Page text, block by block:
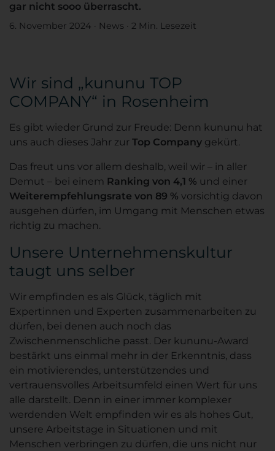
gar nicht sooo überrascht.
6. November 2024 · News · 2 Min. Lesezeit
Wir sind „kununu TOP
COMPANY“ in Rosenheim
Es gibt wieder Grund zur Freude: Denn kununu hat
uns auch dieses Jahr zur Top Company gekürt.
Das freut uns vor allem deshalb, weil wir – in aller
Demut – bei einem Ranking von 4,1 % und einer
Weiterempfehlungsrate von 89 % vorsichtig davon
ausgehen dürfen, im Umgang mit Menschen etwas
richtig zu machen.
Unsere Unternehmenskultur
taugt uns selber
Wir empfinden es als Glück, täglich mit
Expertinnen und Experten zusammenarbeiten zu
dürfen, bei denen auch noch das
Zwischenmenschliche passt. Der kununu-Award
bestärkt uns einmal mehr in der Erkenntnis, dass
ein motivierendes, unterstützendes und
vertrauensvolles Arbeitsumfeld einen Wert für uns
alle darstellt. Denn in einer immer komplexer
werdenden Welt empfinden wir es als hohes Gut,
unsere Arbeitstage in Situationen und mit
Menschen verbringen zu dürfen, die uns nicht nur